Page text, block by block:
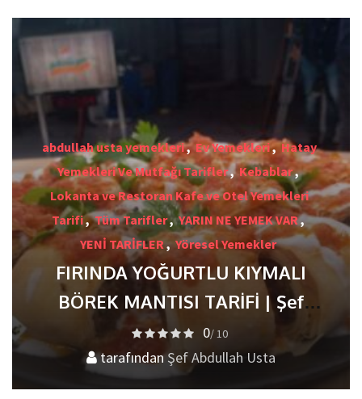
abdullah usta yemekleri, Ev Yemekleri,Hatay
Yemekleri Ve Mutfağı Tarifler, Kebablar,
Lokanta ve Restoran Kafe ve Otel Yemekleri
Tarifi,Tüm Tarifler,YARIN NE YEMEK VAR,
YENİ TARİFLER , Yöresel Yemekler
FIRINDA YOĞURTLU KIYMALI
BÖREK MANTISI TARİFİ | Şef
Abdullah Usta’dan Pratik ve Nefis
Lezzet
0/ 10
tarafındanŞef Abdullah Usta